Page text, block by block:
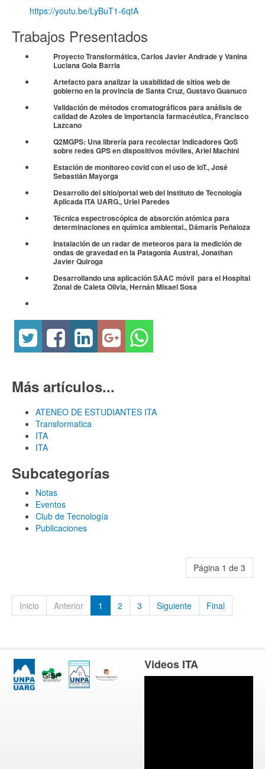
https://youtu.be/LyBuT1-6qtA
Trabajos Presentados
Proyecto Transformática,Carlos Javier Andrade y Vanina
Luciana Gola Barria
Artefacto para analizar la usabilidad de sitios web de
gobierno en la provincia de Santa Cruz,Gustavo Guanuco
Validación de métodos cromatográficos para análisis de
calidad de Azoles de importancia farmacéutica, Francisco
Lazcano
Q2MGPS: Una librería para recolectar indicadores QoS
sobre redes GPS en dispositivos móviles,Ariel Machini
Estación de monitoreo covid con el uso de IoT.,José
Sebastián Mayorga
Desarrollo del sitio/portal web del Instituto de Tecnología
Aplicada ITA UARG., Uriel Paredes
Técnica espectroscópica de absorción atómica para
determinaciones en química ambiental., Dámaris Peñaloza
Instalación de un radar de meteoros para la medición de
ondas de gravedad en la Patagonia Austral,Jonathan
Javier Quiroga
Desarrollando una aplicación SAAC móvil para el Hospital
Zonal de Caleta Olivia,Hernán Misael Sosa
Más artículos...
ATENEO DE ESTUDIANTES ITA
Transformatica
ITA
ITA
Subcategorías
Notas
Eventos
Club de Tecnología
Publicaciones
Página 1 de 3
Inicio Anterior 1 2 3 Siguiente Final
Videos ITA